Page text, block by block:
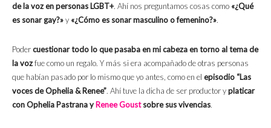
de la voz en personas LGBT+. Ahí nos preguntamos cosas como «¿Qué
es sonar gay?»y «¿Cómo es sonar masculino o femenino?».
Podercuestionar todo lo que pasaba en mi cabeza en torno al tema de
la vozfue como un regalo. Y más si era acompañado de otras personas
que habían pasado por lo mismo que yo antes, como en el episodio “Las
voces de Ophelia & Renee”. Ahí tuve la dicha de ser productor yplaticar
con Ophelia Pastrana y Renee Goustsobre sus vivencias.